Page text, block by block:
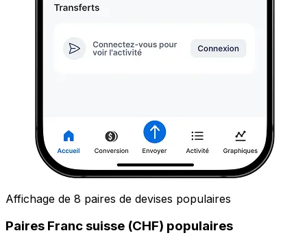
Affichage de 8 paires de devises populaires
Paires Franc suisse (CHF) populaires